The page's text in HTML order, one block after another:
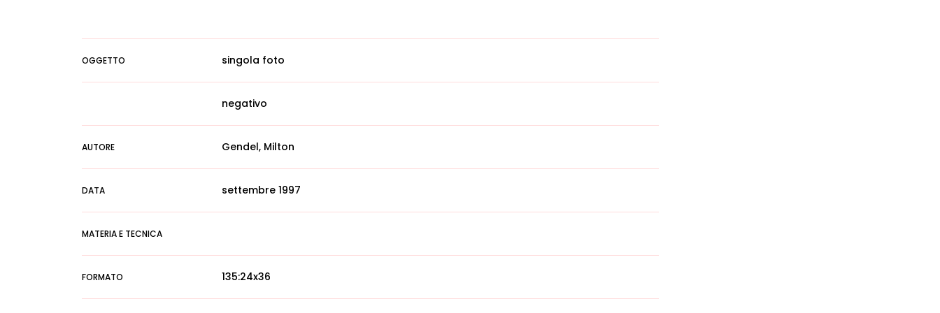
OGGETTO singola foto
negativo
AUTORE Gendel, Milton
DATA settembre 1997
MATERIA E TECNICA
FORMATO 135:24x36